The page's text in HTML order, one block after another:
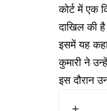
कोर्ट में एक
दाखिल की
इसमें यह कहा
कुमारी ने
इस दौरान